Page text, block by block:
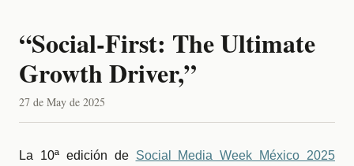
“Social-First: The Ultimate
Growth Driver,”
27 de May de 2025
La 10ª edición de Social Media Week México 2025